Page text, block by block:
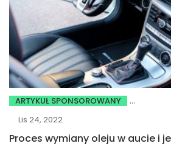
ARTYKUŁ SPONSOROWANY
Lis 24, 2022
Proces wymiany oleju w aucie i